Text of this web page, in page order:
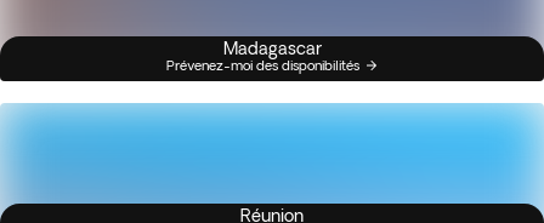
Madagascar
Prévenez-moi des disponibilités
Réunion